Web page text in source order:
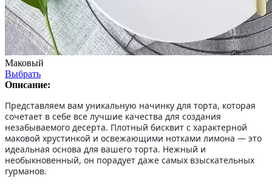
Маковый
Выбрать
Описание:
Представляем вам уникальную начинку для торта, которая
сочетает в себе все лучшие качества для создания
незабываемого десерта. Плотный бисквит с характерной
маковой хрустинкой и освежающими нотками лимона — это
идеальная основа для вашего торта. Нежный и
необыкновенный, он порадует даже самых взыскательных
гурманов.